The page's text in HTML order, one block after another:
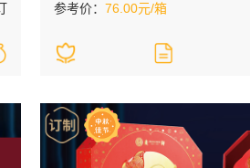
参考价： 76.00元/箱